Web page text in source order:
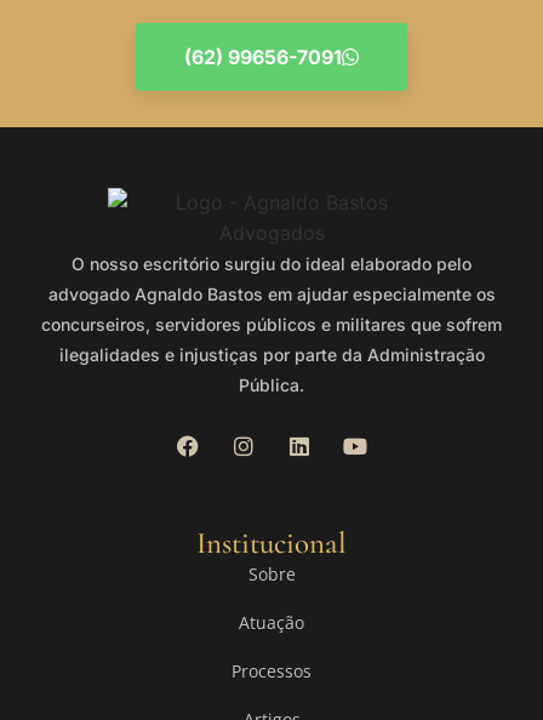
(62) 99656-7091
O nosso escritório surgiu do ideal elaborado pelo
advogado Agnaldo Bastos em ajudar especialmente os
concurseiros, servidores públicos e militares que sofrem
ilegalidades e injustiças por parte da Administração
Pública.
Institucional
Sobre
Atuação
Processos